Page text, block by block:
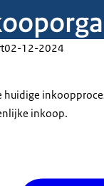
02-12-2024
huidige
inkoop.